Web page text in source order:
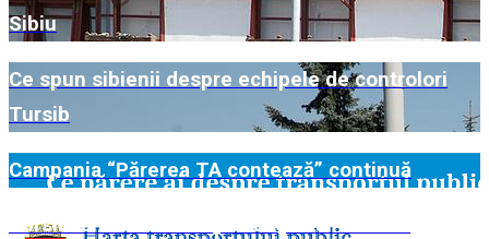
Sibiu
Ce spun sibienii despre echipele de controlori
Tursib
Campania “Părerea TA contează” continuă
Tursib lansează transportul şcolar în Sibiu